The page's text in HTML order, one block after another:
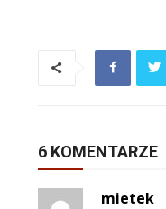
6 KOMENTARZE
mietek